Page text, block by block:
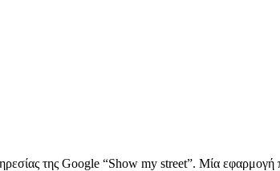
της Google “Show my street”. Μία